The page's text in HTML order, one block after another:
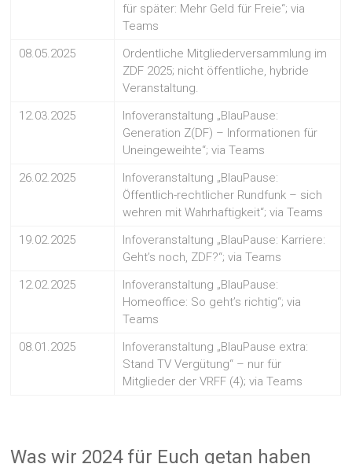
für später: Mehr Geld für Freie“; via
Teams
08.05.2025
Ordentliche Mitgliederversammlung im
ZDF 2025; nicht öffentliche, hybride
Veranstaltung.
12.03.2025
Infoveranstaltung „BlauPause:
Generation Z(DF) – Informationen für
Uneingeweihte“; via Teams
26.02.2025
Infoveranstaltung „BlauPause:
Öffentlich-rechtlicher Rundfunk – sich
wehren mit Wahrhaftigkeit“; via Teams
19.02.2025
Infoveranstaltung „BlauPause: Karriere:
Geht’s noch, ZDF?“; via Teams
12.02.2025
Infoveranstaltung „BlauPause:
Homeoffice: So geht’s richtig“; via
Teams
08.01.2025
Infoveranstaltung „BlauPause extra:
Stand TV Vergütung“ – nur für
Mitglieder der VRFF (4); via Teams
Was wir 2024 für Euch getan haben